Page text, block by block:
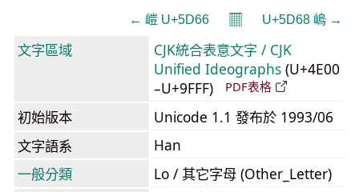
← 嵦 U+5D66 𝄜 U+5D68 嵨 →
文字區域
CJK統合表意文字 / CJK
Unified Ideographs (U+4E00
–U+9FFF)
PDF表格
初始版本
Unicode 1.1 發布於 1993/06
文字語系
Han
一般分類
Lo / 其它字母 (Other_Letter)